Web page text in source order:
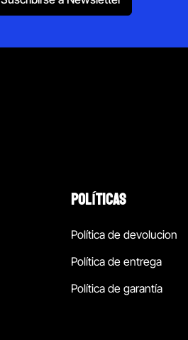
POLÍTICAS
Política de devolucion
Política de entrega
Política de garantía